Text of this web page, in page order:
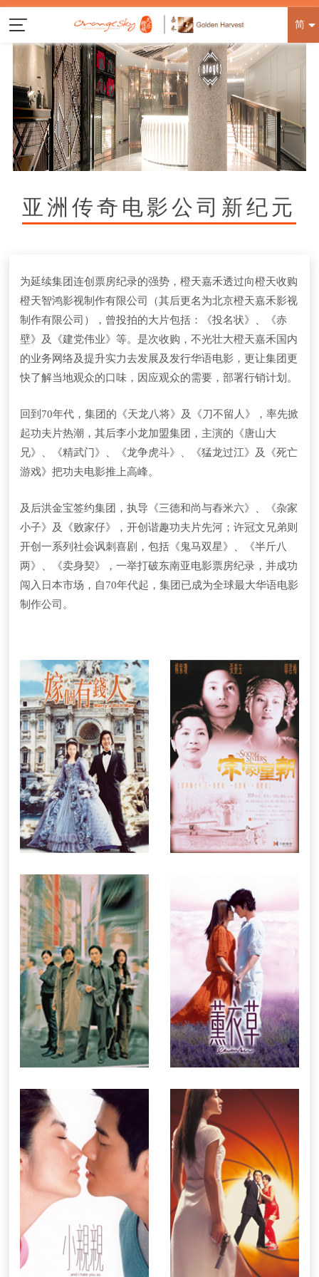
简
亚洲传奇电影公司新纪元
为延续集团连创票房纪录的强势，橙天嘉禾透过向橙天收购
橙天智鸿影视制作有限公司（其后更名为北京橙天嘉禾影视
制作有限公司），曾投拍的大片包括：《投名状》、《赤
壁》及《建党伟业》等。是次收购，不光壮大橙天嘉禾国内
的业务网络及提升实力去发展及发行华语电影，更让集团更
快了解当地观众的口味，因应观众的需要，部署行销计划。
回到70年代，集团的《天龙八将》及《刀不留人》，率先掀
起功夫片热潮，其后李小龙加盟集团，主演的《唐山大
兄》、《精武门》、《龙争虎斗》、《猛龙过江》及《死亡
游戏》把功夫电影推上高峰。
及后洪金宝签约集团，执导《三德和尚与舂米六》、《杂家
小子》及《败家仔》，开创谐趣功夫片先河；许冠文兄弟则
开创一系列社会讽刺喜剧，包括《鬼马双星》、《半斤八
两》、《卖身契》，一举打破东南亚电影票房纪录，并成功
闯入日本市场，自70年代起，集团已成为全球最大华语电影
制作公司。